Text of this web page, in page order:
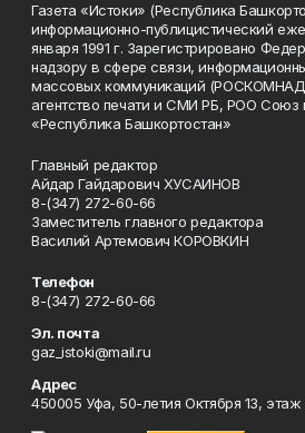
Газета «Истоки» (Республика
информационно-публицистический
января 1991 г. Зарегистрировано
надзору в сфере связи,
массовых коммуникаций
агентство печати и СМИ РБ, РОО
«Республика Башкортостан»
Главный редактор
Айдар Гайдарович ХУСАИНОВ
8-(347) 272-60-66
Заместитель главного редактора
Василий Артемович КОРОВКИН
Телефон
8-(347) 272-60-66
Эл. почта
gaz_istoki@mail.ru
Адрес
450005 Уфа, 50-летия Октября 13, этаж